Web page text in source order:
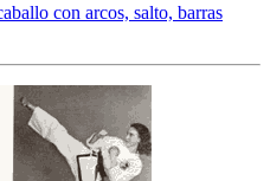
con arcos, salto, barras